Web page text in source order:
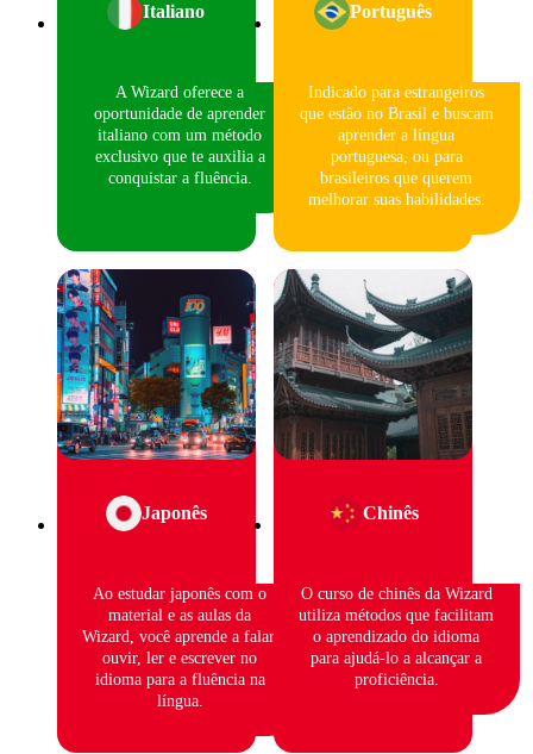
Italiano
A Wizard oferece a
oportunidade de aprender
italiano com um método
exclusivo que te auxilia a
conquistar a fluência.
Português
Indicado para estrangeiros
que estão no Brasil e buscam
aprender a língua
portuguesa, ou para
brasileiros que querem
melhorar suas habilidades.
Japonês
Ao estudar japonês com o
material e as aulas da
Wizard, você aprende a falar,
ouvir, ler e escrever no
idioma para a fluência na
língua.
Chinês
O curso de chinês da Wizard
utiliza métodos que facilitam
o aprendizado do idioma
para ajudá-lo a alcançar a
proficiência.